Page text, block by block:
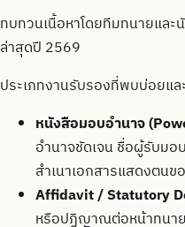
ทบทวนเนื้อหาโดยทีมทนายแล
ล่าสุดปี 2569
ประเภทงานรับรองที่พบบ่อยแ
หนังสือมอบอำนาจ
อำนาจชัดเจน ชื่อผู้รับม
สำเนาเอกสารแสดงตน
Affidavit / Statutory
หรือปฏิญาณต่อหน้าทนา